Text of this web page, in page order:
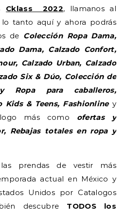
Cklass 2022, llamanos al
tanto aquí y ahora podrás
de Colección Ropa Dama,
Dama, Calzado Confort,
Calzado Urban, Calzado
Six & Dúo, Colección de
Ropa para caballeros,
Kids & Teens, Fashionliney
más como ofertas y
Rebajas totales en ropa y
prendas de vestir más
actual en México y
Unidos por Catalogos
descubre TODOS los